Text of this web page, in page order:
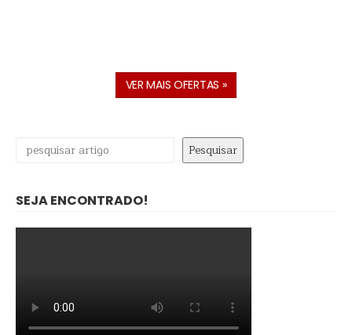
VER MAIS OFERTAS »
Pesquisar Pesquisar
SEJA ENCONTRADO!